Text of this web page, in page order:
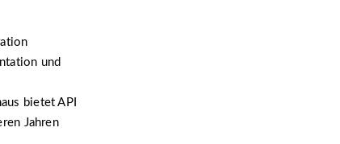
und
bietet API
Jahren